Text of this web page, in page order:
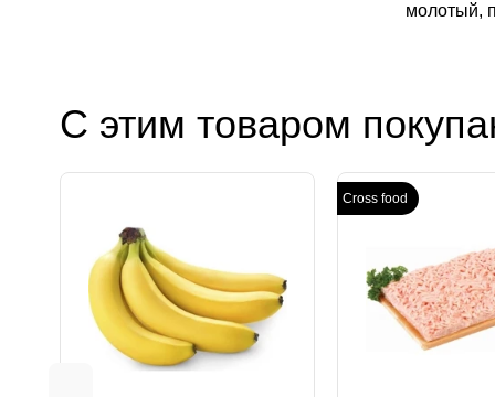
молотый,
С этим товаром
Cross food